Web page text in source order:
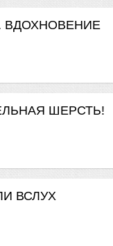
ВДОХНОВЕНИЕ
ШЕРСТЬ!
ВСЛУХ